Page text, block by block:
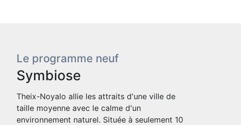
Le programme neuf
Symbiose
Theix-Noyalo allie les attraits d'une ville de
taille moyenne avec le calme d'un
environnement naturel. Située à seulement 10